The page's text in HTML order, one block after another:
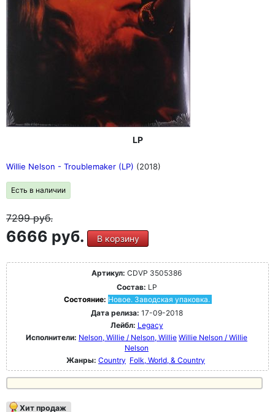
LP
Willie Nelson - Troublemaker (LP) (2018)
Есть в наличии
7299руб.
6666 руб. В корзину
Артикул: CDVP 3505386
Состав: LP
Состояние: Новое. Заводская упаковка.
Дата релиза: 17-09-2018
Лейбл: Legacy
Исполнители: Nelson, Willie / Nelson, Willie Willie Nelson / Willie
Nelson
Жанры: Country Folk, World, & Country
Хит продаж